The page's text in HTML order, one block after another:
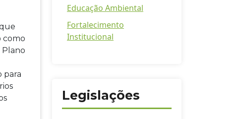
como
Plano
para
Educação Ambiental
Fortalecimento
Institucional
Legislações